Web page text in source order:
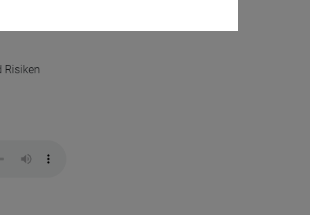
Risiken